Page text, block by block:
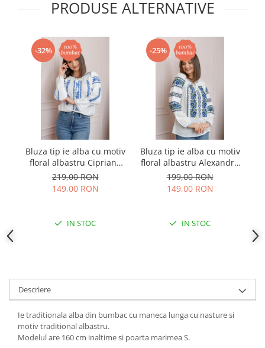
PRODUSE ALTERNATIVE
-32%
Bluza tip ie alba cu motiv
floral albastru Cipriana
02
219,00 RON
149,00 RON
IN STOC
-25%
Bluza tip ie alba cu motiv
floral albastru Alexandra
01
199,00 RON
149,00 RON
IN STOC
Descriere
Ie traditionala alba din bumbac cu maneca lunga cu nasture si
motiv traditional albastru.
Modelul are 160 cm inaltime si poarta marimea S.